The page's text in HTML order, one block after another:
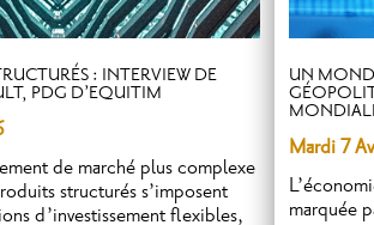
: INTERVIEW DE
PDG D’EQUITIM
de marché plus complexe
structurés s’imposent
d’investissement flexibles,
UN
Mardi 7
marquée